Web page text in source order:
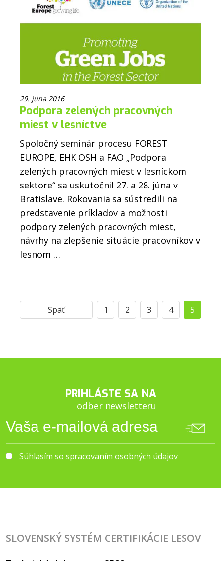
29. júna 2016
Podpora zelených pracovných
miest v lesníctve
Spoločný seminár procesu FOREST
EUROPE, EHK OSH a FAO „Podpora
zelených pracovných miest v lesníckom
sektore“ sa uskutočnil 27. a 28. júna v
Bratislave. Rokovania sa sústredili na
predstavenie príkladov a možnosti
podpory zelených pracovných miest,
návrhy na zlepšenie situácie pracovníkov v
lesnom …
Späť 1 2 3 4 5
PRIHLÁSTE SA NA
odber newsletteru
Súhlasím so spracovaním osobných údajov
SLOVENSKÝ SYSTÉM CERTIFIKÁCIE LESOV